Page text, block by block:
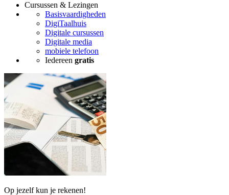
Cursussen & Lezingen
Basisvaardigheden
DigiTaalhuis
Digitale cursussen
Digitale media
mobiele telefoon
Iedereen gratis
Op jezelf kun je rekenen!